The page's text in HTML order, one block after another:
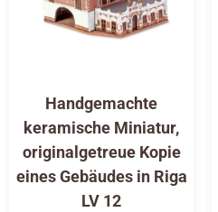
Handgemachte
keramische Miniatur,
originalgetreue Kopie
eines Gebäudes in Riga
LV 12